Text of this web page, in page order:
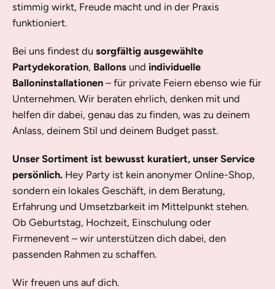
stimmig wirkt, Freude macht und in der Praxis
funktioniert.
Bei uns findest du sorgfältig ausgewählte
Partydekoration, Ballons und individuelle
Balloninstallationen – für private Feiern ebenso wie für
Unternehmen. Wir beraten ehrlich, denken mit und
helfen dir dabei, genau das zu finden, was zu deinem
Anlass, deinem Stil und deinem Budget passt.
Unser Sortiment ist bewusst kuratiert, unser Service
persönlich. Hey Party ist kein anonymer Online-Shop,
sondern ein lokales Geschäft, in dem Beratung,
Erfahrung und Umsetzbarkeit im Mittelpunkt stehen.
Ob Geburtstag, Hochzeit, Einschulung oder
Firmenevent – wir unterstützen dich dabei, den
passenden Rahmen zu schaffen.
Wir freuen uns auf dich.